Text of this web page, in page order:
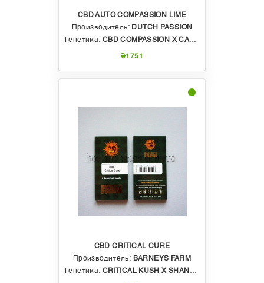
CBD AUTO COMPASSION LIME
Производитель: DUTCH PASSION
Генетика: CBD COMPASSION Х CALIFORNIAN ORANGE Х USA SOUR DIESEL
₴1751
CBD CRITICAL CURE
Производитель: BARNEYS FARM
Генетика: CRITICAL KUSH X SHANTI BABA’S CBD УСИЛЕННЫЙ ШТАММ